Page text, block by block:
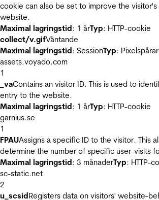
cookie can also be set to improve the
website.
Maximal lagringstid: 1 årTyp: HTTP-cookie
collect/v.gifVäntande
Maximal lagringstid: SessionTyp:
assets.voyado.com
1
_vaContains an visitor ID. This is used to
entry to the website.
Maximal lagringstid: 1 årTyp: HTTP-cookie
garnius.se
1
FPAUAssigns a specific ID to the visitor. This
determine the number of specific user-visits
Maximal lagringstid: 3 månaderTyp: HTTP-
sc-static.net
2
u_scsidRegisters data on visitors' website-